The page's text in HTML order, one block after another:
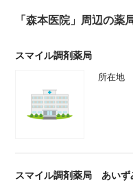
「森本医院」周辺の薬
スマイル調剤薬局
所在地
スマイル調剤薬局 あいず